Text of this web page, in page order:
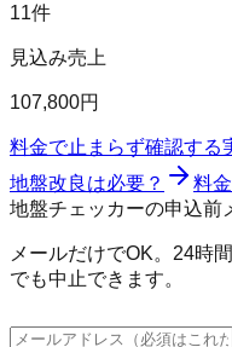
11件
見込み売上
107,800円
料金で止まらず確認する
地盤改良は必要？
料
地盤チェッカーの申込前
メールだけでOK。24時
でも中止できます。